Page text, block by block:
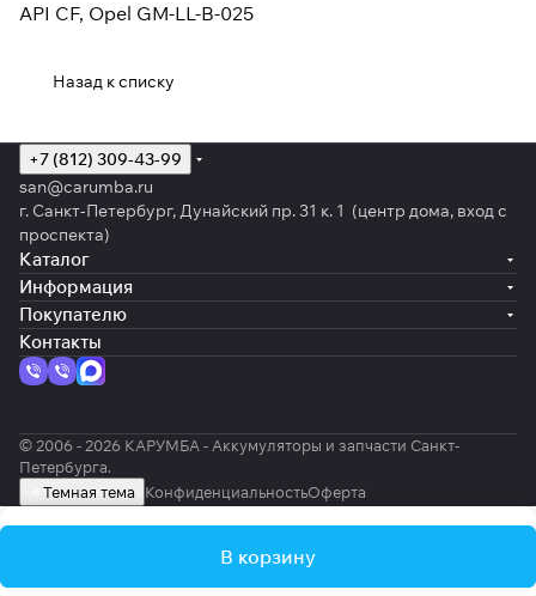
API CF, Opel GM-LL-B-025
Назад к списку
В корзину
+7 (812) 309-43-99
san@carumba.ru
г. Санкт-Петербург, Дунайский пр. 31 к. 1 (центр дома, вход с
проспекта)
Каталог
Информация
Покупателю
Контакты
© 2006 - 2026 КАРУМБА - Аккумуляторы и запчасти Санкт-
Петербурга.
Темная тема
КонфиденциальностьОферта